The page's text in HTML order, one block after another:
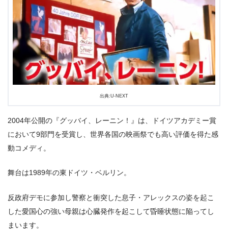
出典:U-NEXT
2004年公開の『グッバイ、レーニン！』は、ドイツアカデミー賞
において9部門を受賞し、世界各国の映画祭でも高い評価を得た感
動コメディ。
舞台は1989年の東ドイツ・ベルリン。
反政府デモに参加し警察と衝突した息子・アレックスの姿を起こ
した愛国心の強い母親は心臓発作を起こして昏睡状態に陥ってし
まいます。